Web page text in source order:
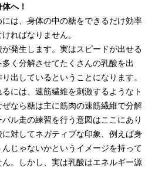
へ！
は、身体の中の糖をできるだけ効率
ればなりません。
発生します。実はスピードが出せる
く分解させてたくさんの乳酸を出
出しているということになります。
には、速筋繊維を刺激するようなト
なら糖は主に筋肉の速筋繊維で分解
ル走の練習を行う意図はここにあり
対してネガティブな印象、例えば身
じゃないかというイメージを持って
。しかし、実は乳酸はエネルギー源